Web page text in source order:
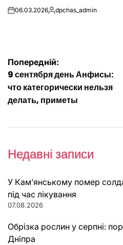
on06.03.2026Опубліковано
dpchas_admin
Навігація
записів
Попередній:
9 сентября день Анфисы:
что категорически нельзя
делать, приметы
Недавні записи
У Кам’янському помер
під час лікування
07.08.2026
Обрізка рослин у серпні:
Дніпра